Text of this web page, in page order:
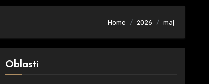
Home 2026 maj
Oblasti